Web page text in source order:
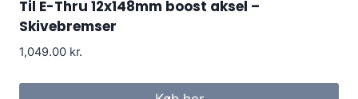
Til E-Thru 12x148mm boost aksel –
Skivebremser
1,049.00 kr.